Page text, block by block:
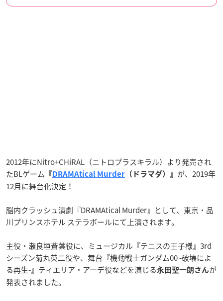
2012年にNitro+CHiRAL（ニトロプラスキラル）より発売され
たBLゲーム 『DRAMAtical Murder （ドラマダ）』 が、2019年
12月に舞台化決定！
脳内クラッシュ演劇『DRAMAtical Murder』として、東京・品
川プリンスホテル ステラボールにて上演されます。
主役・瀬良垣蒼葉役に、ミュージカル『テニスの王子様』3rd
シーズン菊丸英二役や、舞台『機動戦士ガンダム00 -破壊によ
る再生-』ティエリア・アーデ役などを演じる永田聖一朗 さんが
発表されました。